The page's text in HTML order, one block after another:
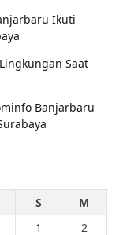
Ikuti
Saat
Banjarbaru
S
M
1
2